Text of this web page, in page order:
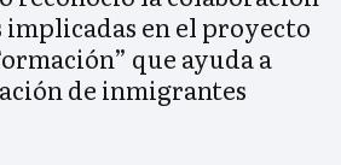
implicadas en el proyecto
que ayuda a
de inmigrantes